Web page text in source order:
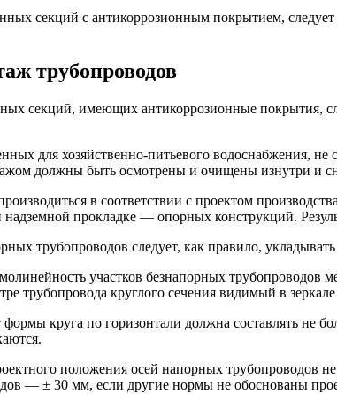
секций с антикоррозионным покрытием,
трубопроводов
секций, имеющих антикоррозионные покрытия,
для хозяйственно-питьевого водоснабжения,
должны быть осмотрены и очищены изнутри и
в соответствии с проектом
надземной прокладке — опорных конструкций.
трубопроводов следует, как правило,
участков безнапорных
трубопровода круглого сечения видимый в
круга по горизонтали должна составлять не
положения осей напорных
— ± 30 мм, если другие нормы не обоснованы